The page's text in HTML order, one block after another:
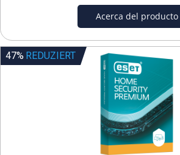
Acerca del producto
47% REDUZIERT